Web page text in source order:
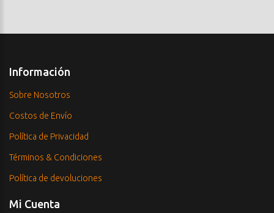
Información
Sobre Nosotros
Costos de Envío
Política de Privacidad
Términos & Condiciones
Política de devoluciones
Mi Cuenta